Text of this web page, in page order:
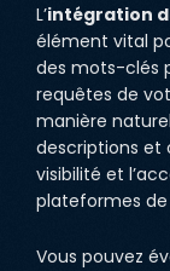
L’intégration
élément vital
des mots-clés
requêtes de
manière
descriptions et
visibilité et
plateformes
Vous pouvez